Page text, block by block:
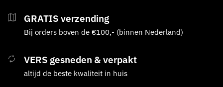
GRATIS verzending
Bij orders boven de €100,- (binnen Nederland)
VERS gesneden & verpakt
altijd de beste kwaliteit in huis